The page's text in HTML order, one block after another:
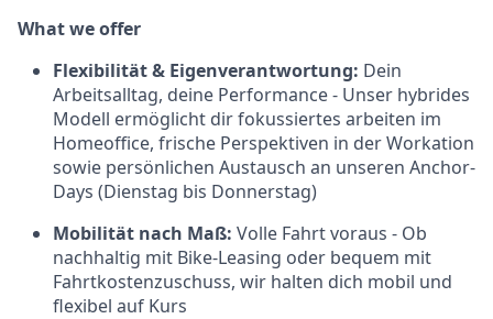
What we offer
Flexibilität & Eigenverantwortung: Dein
Arbeitsalltag, deine Performance - Unser hybrides
Modell ermöglicht dir fokussiertes arbeiten im
Homeoffice, frische Perspektiven in der Workation
sowie persönlichen Austausch an unseren Anchor-
Days (Dienstag bis Donnerstag)
Mobilität nach Maß: Volle Fahrt voraus - Ob
nachhaltig mit Bike-Leasing oder bequem mit
Fahrtkostenzuschuss, wir halten dich mobil und
flexibel auf Kurs